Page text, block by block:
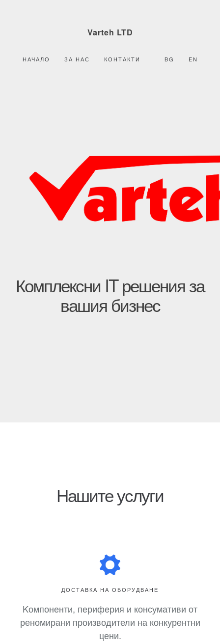
Varteh LTD
НАЧАЛО ЗА НАС КОНТАКТИ BG EN
Комплексни IT решения за
вашия бизнес
Нашите услуги
ДОСТАВКА НА ОБОРУДВАНЕ
Kомпоненти, периферия и консумативи от
реномирани производители на конкурентни
цени.